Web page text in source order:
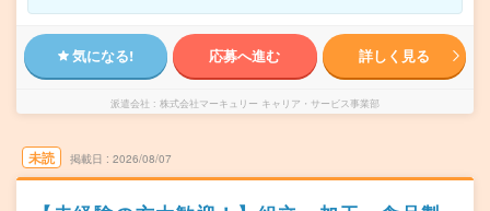
気になる! 応募へ進む 詳しく見る
派遣会社 株式会社マーキュリー キャリア・サービス事業部
未読 掲載日 2026/08/07